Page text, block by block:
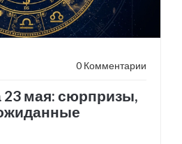
0 Комментарии
23 мая: сюрпризы,